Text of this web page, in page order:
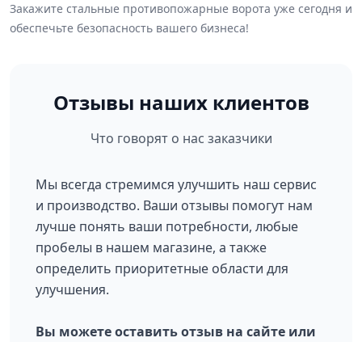
Закажите стальные противопожарные ворота уже сегодня и
обеспечьте безопасность вашего бизнеса!
Отзывы наших клиентов
Что говорят о нас заказчики
Мы всегда стремимся улучшить наш сервис
и производство. Ваши отзывы помогут нам
лучше понять ваши потребности, любые
пробелы в нашем магазине, а также
определить приоритетные области для
улучшения.
Вы можете оставить отзыв на сайте или